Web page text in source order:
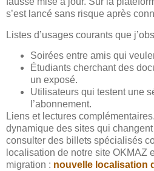
s’est lancé sans risque après
Listes d’usages courants que
Soirées entre amis qui
Étudiants cherchant des
un exposé.
Utilisateurs qui testent une
l’abonnement.
Liens et lectures
dynamique des sites qui
consulter des billets spécialisés
localisation de notre site OKMAZ
migration : nouvelle localisation